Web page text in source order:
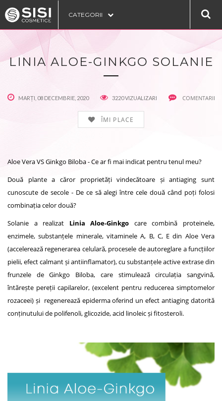
CATEGORII
LINIA ALOE-GINKGO SOLANIE
MARȚI, 08 DECEMBRIE, 2020 3220 VIZUALIZARI COMENTARII
ÎMI PLACE
Aloe Vera VS Ginkgo Biloba - Ce ar fi mai indicat pentru tenul meu?
Două plante a căror proprietăți vindecătoare și antiaging sunt
cunoscute de secole - De ce să alegi între cele două când poți folosi
combinația celor două?
Solanie a realizat Linia Aloe-Ginkgo care combină proteinele,
enzimele, substanțele minerale, vitaminele A, B, C, E din Aloe Vera
(accelerează regenerarea celulară, procesele de autoreglare a funcțiilor
pielii, efect calmant și antiinflamator), cu substanțele active extrase din
frunzele de Ginkgo Biloba, care stimulează circulația sangvină,
întărește pereții capilarelor, (excelent pentru reducerea simptomelor
rozaceei) și regenerează epiderma oferind un efect antiaging datorită
conținutului de polifenoli, glicozide, acid linoleic și fitosteroli.